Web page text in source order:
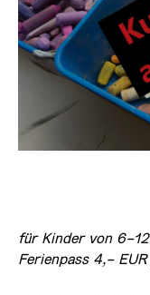
für Kinder von 6-
Ferienpass 4,-